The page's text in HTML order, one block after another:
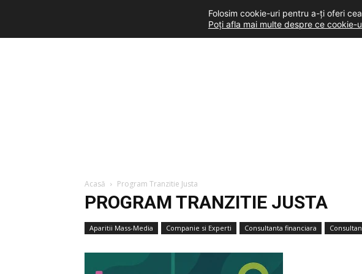
Acasă Program Tranzitie Justa
PROGRAM TRANZITIE JUSTA
Aparitii Mass-Media Companie si Experti Consultanta financiara
Folosim cookie-uri pentru a-ți oferi
Poți afla mai multe despre ce cookie-